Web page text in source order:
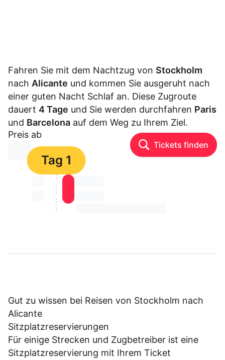
Fahren Sie mit dem Nachtzug von Stockholm
nach Alicante und kommen Sie ausgeruht nach
einer guten Nacht Schlaf an. Diese Zugroute
dauert 4 Tage und Sie werden durchfahren Paris
und Barcelona auf dem Weg zu Ihrem Ziel.
Preis ab
⏳⏳ Tickets finden
Tag 1
⏳⏳ ⏳ ⏳⏳
⏳⏳ ⏳ ⏳⏳
Gut zu wissen bei Reisen von Stockholm nach
Alicante
Sitzplatzreservierungen
Für einige Strecken und Zugbetreiber ist eine
Sitzplatzreservierung mit Ihrem Ticket